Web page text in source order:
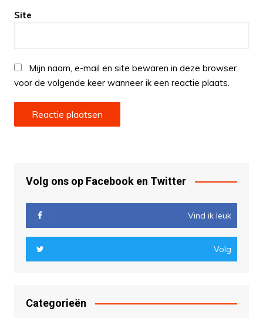
Site
Mijn naam, e-mail en site bewaren in deze browser
voor de volgende keer wanneer ik een reactie plaats.
Volg ons op Facebook en Twitter
Vind ik leuk
Volg
Categorieën